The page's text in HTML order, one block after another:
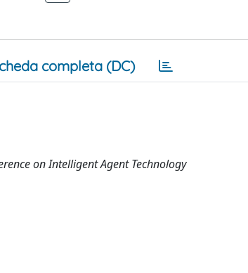
completa (DC)
on Intelligent Agent Technology